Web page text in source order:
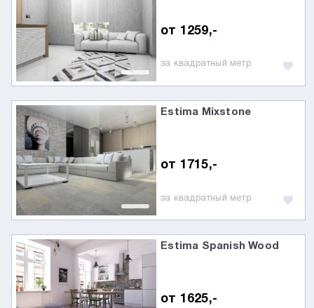
от 1259,-
за квадратный метр
Estima Mixstone
от 1715,-
за квадратный метр
Estima Spanish Wood
от 1625,-